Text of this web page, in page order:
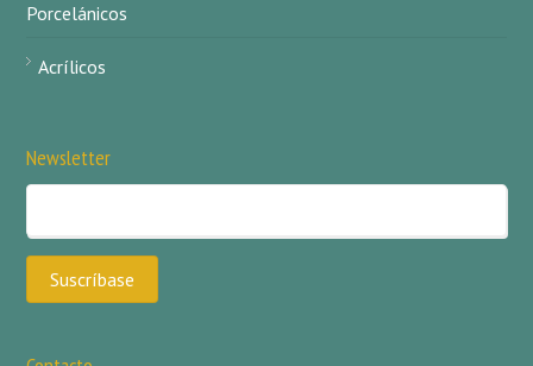
Porcelánicos
Acrílicos
Newsletter